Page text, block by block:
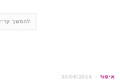
להמשך
איפור 30/08/2016